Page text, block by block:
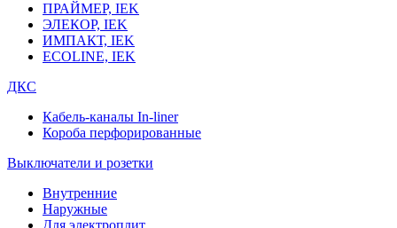
ПРАЙМЕР, IEK
ЭЛЕКОР, IEK
ИМПАКТ, IEK
ECOLINE, IEK
ДКС
Кабель-каналы In-liner
Короба перфорированные
Выключатели и розетки
Внутренние
Наружные
Для электроплит